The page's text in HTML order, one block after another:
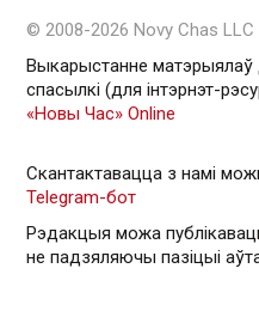
© 2008-2026 Novy Chas LLC
Выкарыстанне
спасылкі (для інтэрнэт-
«Новы Час» Online
Скантактавацца з намі
Telegram-бот
Рэдакцыя можа
не падзяляючы пазіцыі